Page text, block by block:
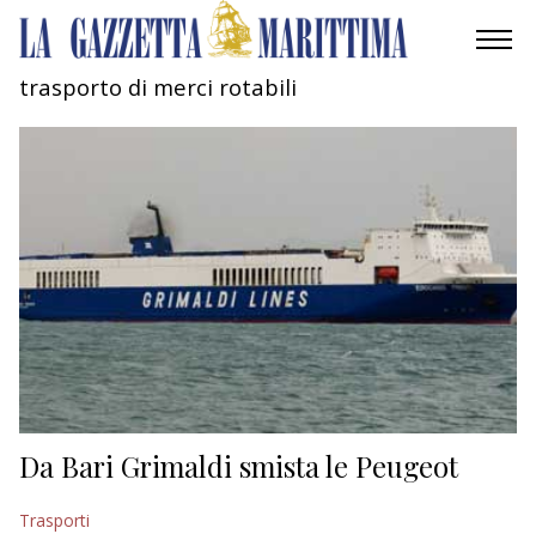
AMBIENTE
RICERCA
ECONOMIA
TURISMO
CULTURA
NAUTICA
trasporto di merci rotabili
Da Bari Grimaldi smista le Peugeot
Trasporti